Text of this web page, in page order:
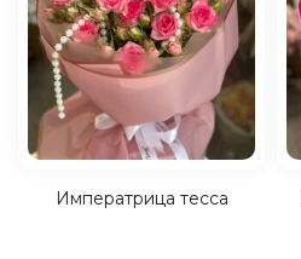
Императрица тесса